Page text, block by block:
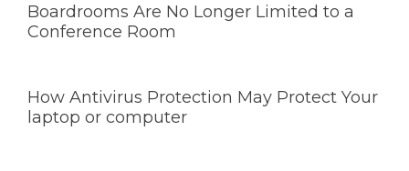
Boardrooms Are No Longer Limited to a
Conference Room
How Antivirus Protection May Protect Your
laptop or computer